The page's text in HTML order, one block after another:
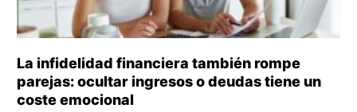
La infidelidad financiera también rompe
parejas: ocultar ingresos o deudas tiene un
coste emocional